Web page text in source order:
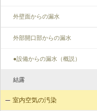
外壁面からの漏水
外部開口部からの漏水
●設備からの漏水（概説）
結露
室内空気の汚染